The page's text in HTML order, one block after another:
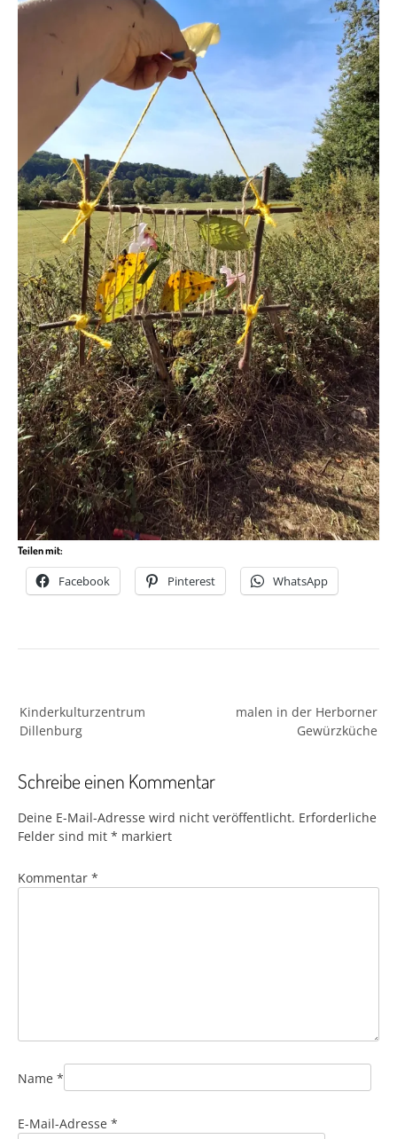
Teilen mit:
Facebook Pinterest WhatsApp
malen in der Herborner
Gewürzküche
Kinderkulturzentrum
Dillenburg
Schreibe einen Kommentar
Deine E-Mail-Adresse wird nicht veröffentlicht. Erforderliche
Felder sind mit * markiert
Kommentar *
Name *
E-Mail-Adresse *